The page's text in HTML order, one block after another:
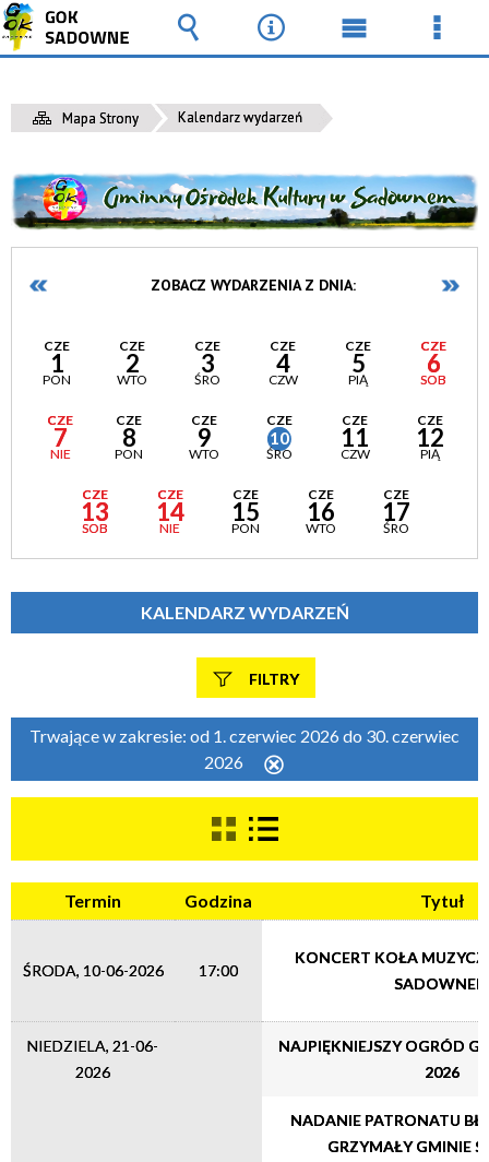
Mapa Strony Kalendarz wydarzeń
ZOBACZ WYDARZENIA Z DNIA:
CZE
1
PON
CZE
2
WTO
CZE
3
ŚRO
CZE
4
CZW
CZE
5
PIĄ
CZE
6
SOB
CZE
7
NIE
CZE
8
PON
CZE
9
WTO
CZE
10
ŚRO
CZE
11
CZW
CZE
12
PIĄ
CZE
13
SOB
CZE
14
NIE
CZE
15
PON
CZE
16
WTO
CZE
17
ŚRO
KALENDARZ WYDARZEŃ
FILTRY
Szukana fraza
Trwające w zakresie
Trwające w zakresie: od 1. czerwiec 2026 do 30. czerwiec
2026
ten
filtr
Termin Godzina Tytuł
ŚRODA, 10-06-2026 17:00
KONCERT KOŁA
SADOWNEM
NIEDZIELA, 21-06-
2026
NAJPIĘKNIEJSZY OGRÓD
2026
NADANIE PATRONATU
GRZYMAŁY GMINIE
Wyszukiwarka
Narzędzia
Menu